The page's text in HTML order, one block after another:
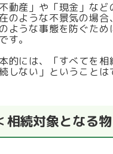
不動産」や「現金」な
のような不景気の場合
ような事態を防ぐた
す。
的には、「すべてを
しない」ということは
相続対象となる